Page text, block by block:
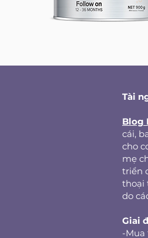
Tài
Blog
cái,
cho
mẹ
triển
thoại
do
Giai
-Mua